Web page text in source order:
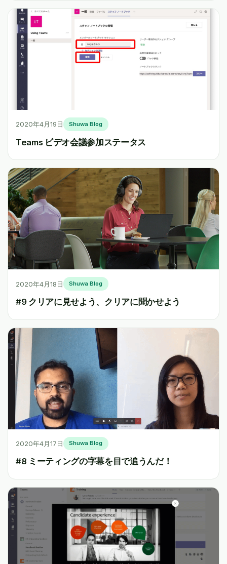
2020年4月19日 Shuwa Blog
Teams ビデオ会議参加ステータス
2020年4月18日 Shuwa Blog
#9 クリアに見せよう、クリアに聞かせよう
2020年4月17日 Shuwa Blog
#8 ミーティングの字幕を目で追うんだ！